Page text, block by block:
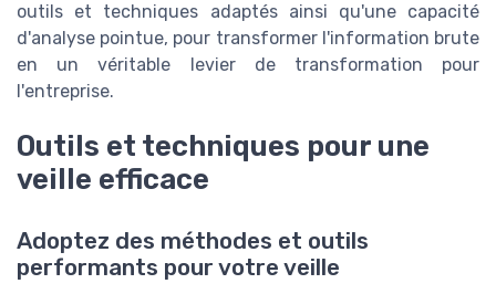
outils et techniques adaptés ainsi qu'une capacité
d'analyse pointue, pour transformer l'information brute
en un véritable levier de transformation pour
l'entreprise.
Outils et techniques pour une
veille efficace
Adoptez des méthodes et outils
performants pour votre veille